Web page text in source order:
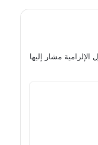
الإلزامية مشار إليها